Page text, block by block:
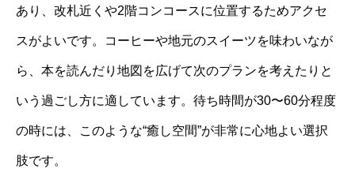
あり、改札近くや2階コンコースに位置するためアクセ
スがよいです。コーヒーや地元のスイーツを味わいなが
ら、本を読んだり地図を広げて次のプランを考えたりと
いう過ごし方に適しています。待ち時間が30〜60分程度
の時には、このような“癒し空間”が非常に心地よい選択
肢です。